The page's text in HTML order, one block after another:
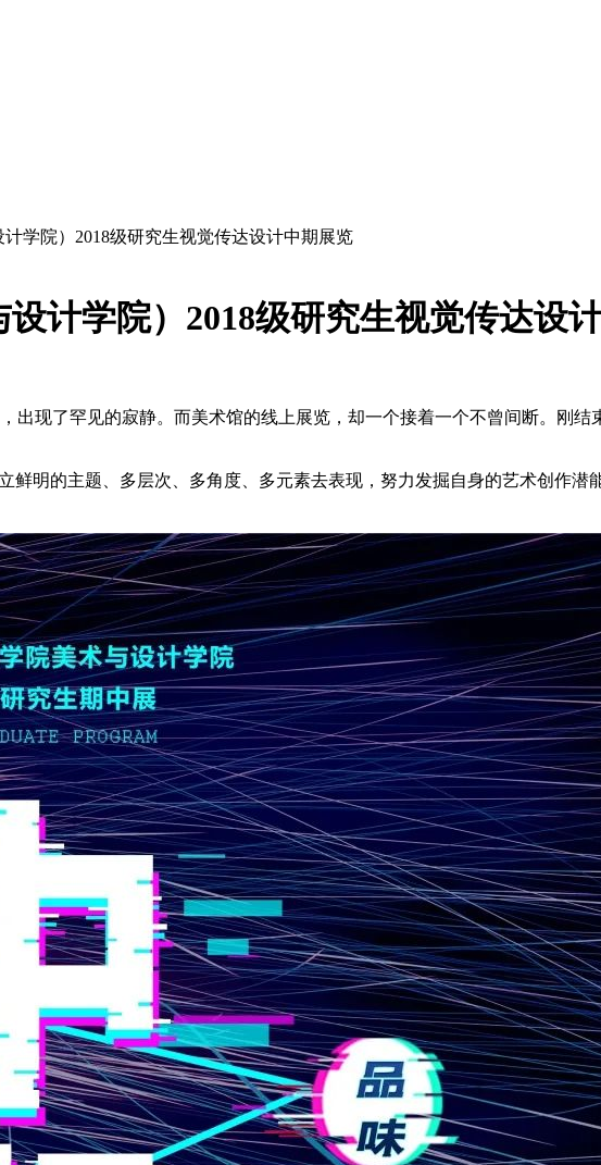
学院）2018级研究生视觉传达设计中期展览
计学院）2018级研究生视觉传达设
现了罕见的寂静。而美术馆的线上展览，却一个接着一个不曾间断。刚结
鲜明的主题、多层次、多角度、多元素去表现，努力发掘自身的艺术创作潜